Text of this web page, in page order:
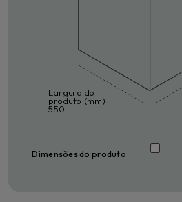
Largura do
produto (mm)
550
Dimensões do produto